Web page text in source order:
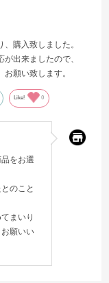
購入致しました。
出来ましたので、
願い致します。
Like! 0
をお選
のこと
まいり
願いい